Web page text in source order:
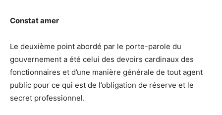
Constat amer
Le deuxième point abordé par le porte-parole du
gouvernement a été celui des devoirs cardinaux des
fonctionnaires et d’une manière générale de tout agent
public pour ce qui est de l’obligation de réserve et le
secret professionnel.